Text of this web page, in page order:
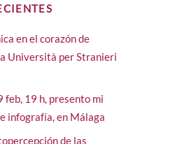
en el corazón de
Università per Stranieri
feb, 19 h, presento mi
infografía, en Málaga
de las